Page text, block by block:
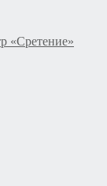
«Сретение»